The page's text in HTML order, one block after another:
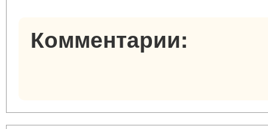
Комментарии: